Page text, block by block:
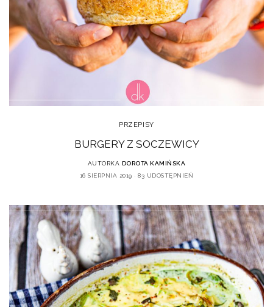
PRZEPISY
BURGERY Z SOCZEWICY
AUTORKA DOROTA KAMIŃSKA
16 SIERPNIA 2019
83 UDOSTĘPNIEŃ